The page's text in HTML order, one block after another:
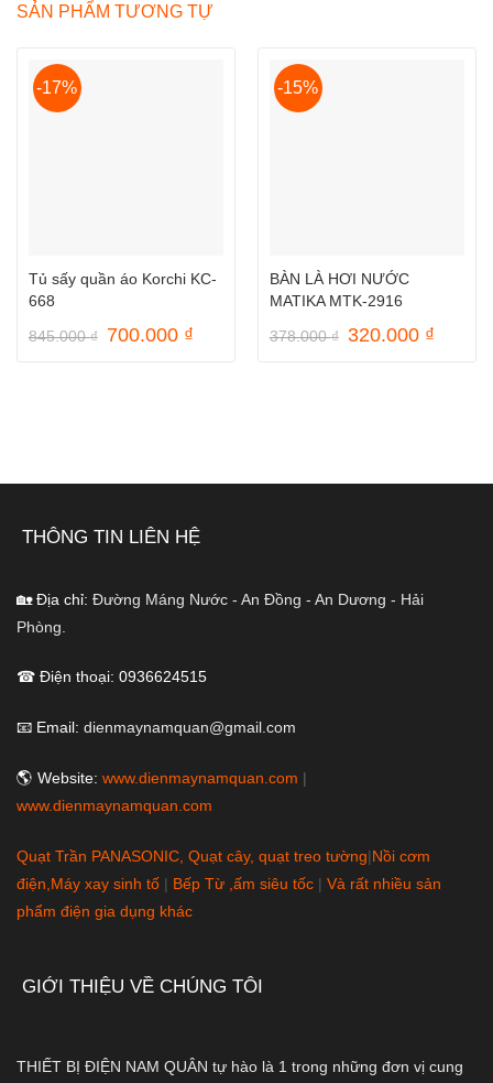
SẢN PHẨM TƯƠNG TỰ
-17%
Tủ sấy quần áo Korchi KC-
668
845.000₫ Giá
700.000 ₫Giá
-15%
BÀN LÀ HƠI NƯỚC
MATIKA MTK-2916
378.000₫ Giá
320.000 ₫Giá
THÔNG TIN LIÊN HỆ
🏡 Địa chỉ: Đường Máng Nước - An Đồng - An Dương - Hải
Phòng.
☎ Điện thoại: 0936624515
📧 Email: dienmaynamquan@gmail.com
🌎 Website: www.dienmaynamquan.com |
www.dienmaynamquan.com
Quạt Trần PANASONIC, Quạt cây, quạt treo tường|Nồi cơm
điện,Máy xay sinh tố | Bếp Từ ,ấm siêu tốc | Và rất nhiều sản
phẩm điện gia dụng khác
GIỚI THIỆU VỀ CHÚNG TÔI
THIẾT BỊ ĐIỆN NAM QUÂN tự hào là 1 trong những đơn vị cung